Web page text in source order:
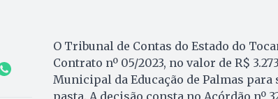
O Tribunal de Contas do Estado do
Contrato nº 05/2023, no valor de R$
Municipal da Educação de Palmas
pasta. A decisão consta no Acórdão nº